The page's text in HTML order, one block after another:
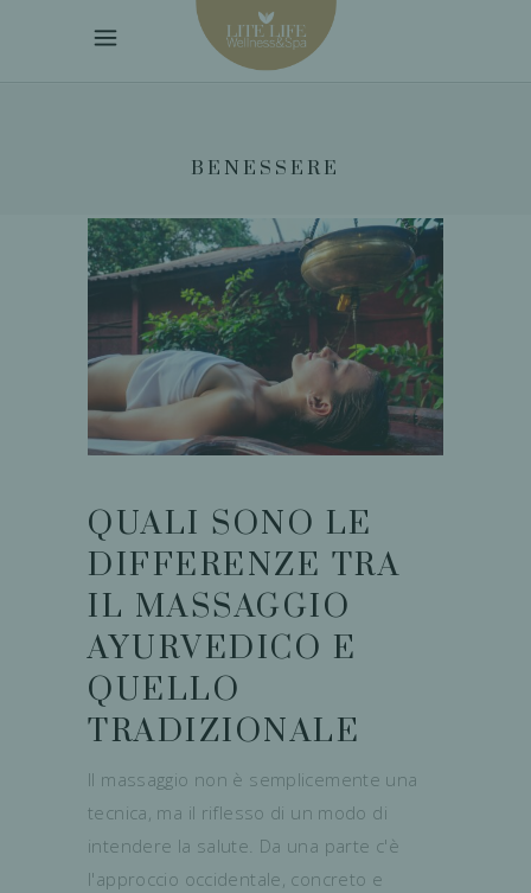
BENESSERE
QUALI SONO LE
DIFFERENZE TRA
IL MASSAGGIO
AYURVEDICO E
QUELLO
TRADIZIONALE
Il massaggio non è semplicemente una
tecnica, ma il riflesso di un modo di
intendere la salute. Da una parte c'è
l'approccio occidentale, concreto e